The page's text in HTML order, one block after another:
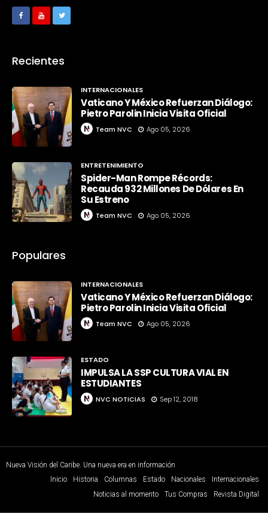
Recientes
INTERNACIONALES
Vaticano Y México Refuerzan Diálogo:
Pietro Parolin Inicia Visita Oficial
Team NVC Ago 05, 2026
ENTRETENIMIENTO
Spider-Man Rompe Récords:
Recauda 932 Millones De Dólares En
Su Estreno
Team NVC Ago 05, 2026
Populares
INTERNACIONALES
Vaticano Y México Refuerzan Diálogo:
Pietro Parolin Inicia Visita Oficial
Team NVC Ago 05, 2026
ESTADO
IMPULSA LA SSP CULTURA VIAL EN
ESTUDIANTES
NVC NOTICIAS Sep 12, 2018
Nueva Visión del Caribe. Una nueva era en información
Inicio
Historia Columnas Estado Nacionales
Internacionales
Noticias al momento
Tus Compras Revista Digital